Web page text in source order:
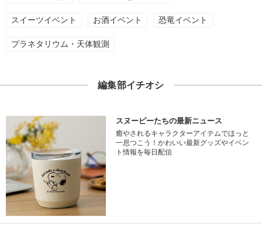
スイーツイベント お酒イベント 恐竜イベント
プラネタリウム・天体観測
編集部イチオシ
スヌーピーたちの最新ニュース
癒やされるキャラクターアイテムでほっと
一息つこう！かわいい最新グッズやイベン
ト情報を毎日配信